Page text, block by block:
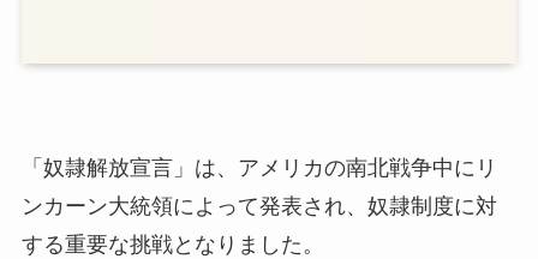
「奴隷解放宣言」は、アメリカの南北戦争中にリ
ンカーン大統領によって発表され、奴隷制度に対
する重要な挑戦となりました。